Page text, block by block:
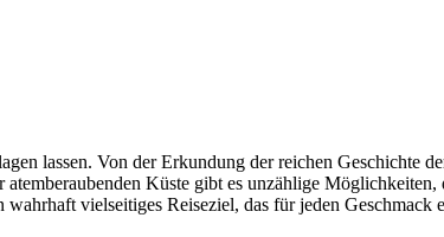
lassen. Von der Erkundung der reichen Geschichte
Küste gibt es unzählige
vielseitiges Reiseziel, das für jeden Geschmack